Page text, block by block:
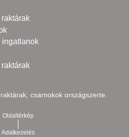
ingatlanok
csarnokok országszerte.
Oldaltérkép
Adatkezelés